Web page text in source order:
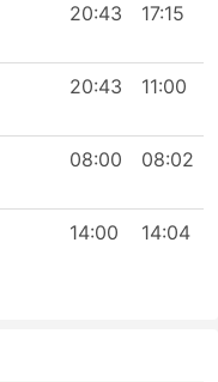
20:43 17:15
20:43 11:00
08:00 08:02
14:00 14:04